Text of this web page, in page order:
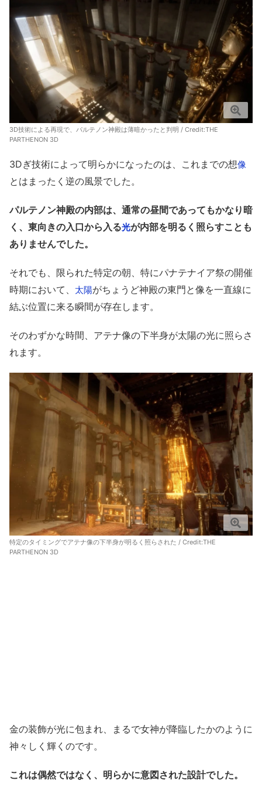
3D技術による再現で、パルテノン神殿は薄暗かったと判明 / Credit:THE
PARTHENON 3D
3Dぎ技術によって明らかになったのは、これまでの想像
とはまったく逆の風景でした。
パルテノン神殿の内部は、通常の昼間であってもかなり暗
く、東向きの入口から入る光が内部を明るく照らすことも
ありませんでした。
それでも、限られた特定の朝、特にパナテナイア祭の開催
時期において、 太陽がちょうど神殿の東門と像を一直線に
結ぶ位置に来る瞬間が存在します。
そのわずかな時間、アテナ像の下半身が太陽の光に照らさ
れます。
特定のタイミングでアテナ像の下半身が明るく照らされた / Credit:THE
PARTHENON 3D
金の装飾が光に包まれ、まるで女神が降臨したかのように
神々しく輝くのです。
これは偶然ではなく、明らかに意図された設計でした。